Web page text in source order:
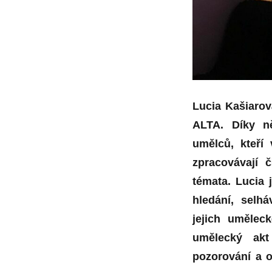
Lucia
ALTA. Díky
umělců, kteří
zpracovávají
témata. Lucia
hledání,
jejich
umělecký
pozorování a